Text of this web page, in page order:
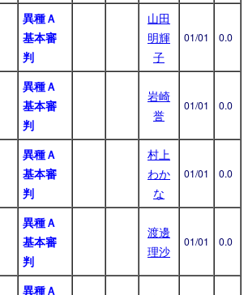
異種Ａ
基本審
判
山田
明輝
子
01/01 0.0
異種Ａ
基本審
判
岩崎
誉
01/01 0.0
異種Ａ
基本審
判
村上
わか
な
01/01 0.0
異種Ａ
基本審
判
渡邊
理沙
01/01 0.0
異種Ａ